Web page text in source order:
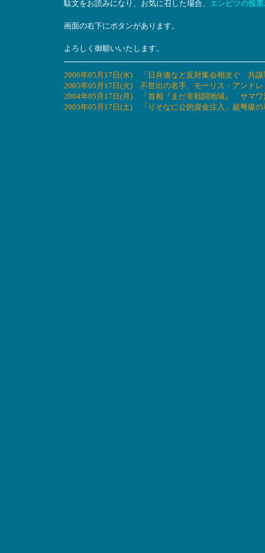
駄文をお読みになり、お気に召した場合、 エンピツの投
画面の右下にボタンがあります。
よろしく御願いいたします。
2006年05月17日(水) 「日弁連など反対集会相次ぐ 共
2005年05月17日(火) 不世出の名手、モーリス・アンド
2004年05月17日(月) 「首相『まだ非戦闘地域』 サマ
2003年05月17日(土) 「りそなに公的資金注入」超弩級